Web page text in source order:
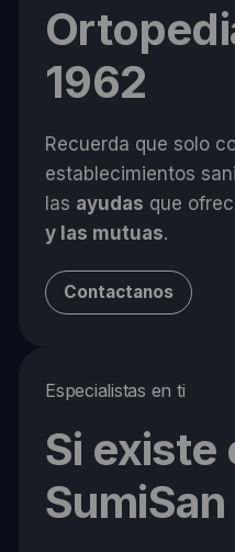
1962
Recuerda que solo
establecimientos
las ayudas que
y las mutuas.
Contactanos
Especialistas en ti
Si existe
SumiSan